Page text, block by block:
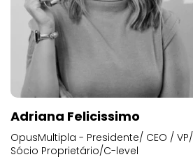
Adriana Felicissimo
OpusMultipla - Presidente/ CEO / VP/
Sócio Proprietário/C-level